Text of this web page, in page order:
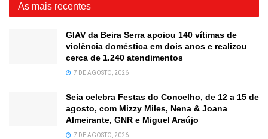
As mais recentes
GIAV da Beira Serra apoiou 140 vítimas de
violência doméstica em dois anos e realizou
cerca de 1.240 atendimentos
7 DE AGOSTO, 2026
Seia celebra Festas do Concelho, de 12 a 15 de
agosto, com Mizzy Miles, Nena & Joana
Almeirante, GNR e Miguel Araújo
7 DE AGOSTO, 2026